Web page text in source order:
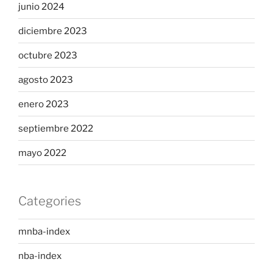
junio 2024
diciembre 2023
octubre 2023
agosto 2023
enero 2023
septiembre 2022
mayo 2022
Categories
mnba-index
nba-index